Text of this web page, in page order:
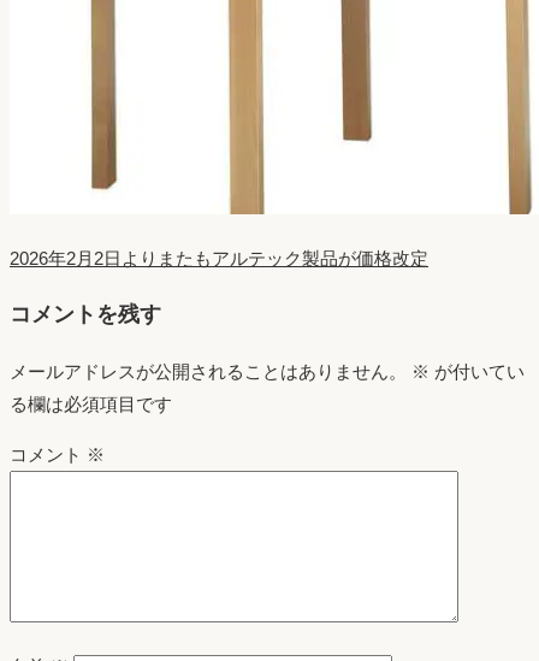
2026年2月2日よりまたもアルテック製品が価格改定
コメントを残す
メールアドレスが公開されることはありません。 ※ が付いてい
る欄は必須項目です
コメント ※